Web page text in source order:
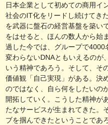
日本企業として初めての商用イ
社会のIT化をリードし続けてき
を武器に盤石の経営基盤を築い
をはせると、ほんの数人から始
過した今では、グループで4000
変わらないDNAともいえるのが
いう精神であろう。そして、そ
価値観「自己実現」がある。決
のではなく、自ら何をしたいの
開拓していく。こうした精神が
たなサービスが生まれてきた。
ブを掴んできたということであろ